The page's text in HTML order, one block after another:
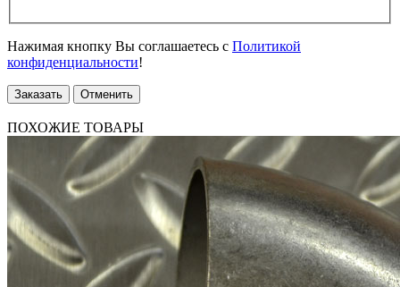
Нажимая кнопку Вы соглашаетесь с Политикой
конфиденциальности!
Заказать Отменить
ПОХОЖИЕ ТОВАРЫ